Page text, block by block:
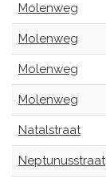
Molenweg
Molenweg
Molenweg
Molenweg
Natalstraat
Neptunusstraat